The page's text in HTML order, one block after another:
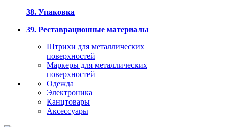
38. Упаковка
39. Реставрационные материалы
Штрихи для металлических
поверхностей
Маркеры для металлических
поверхностей
Одежда
Электроника
Канцтовары
Аксессуары